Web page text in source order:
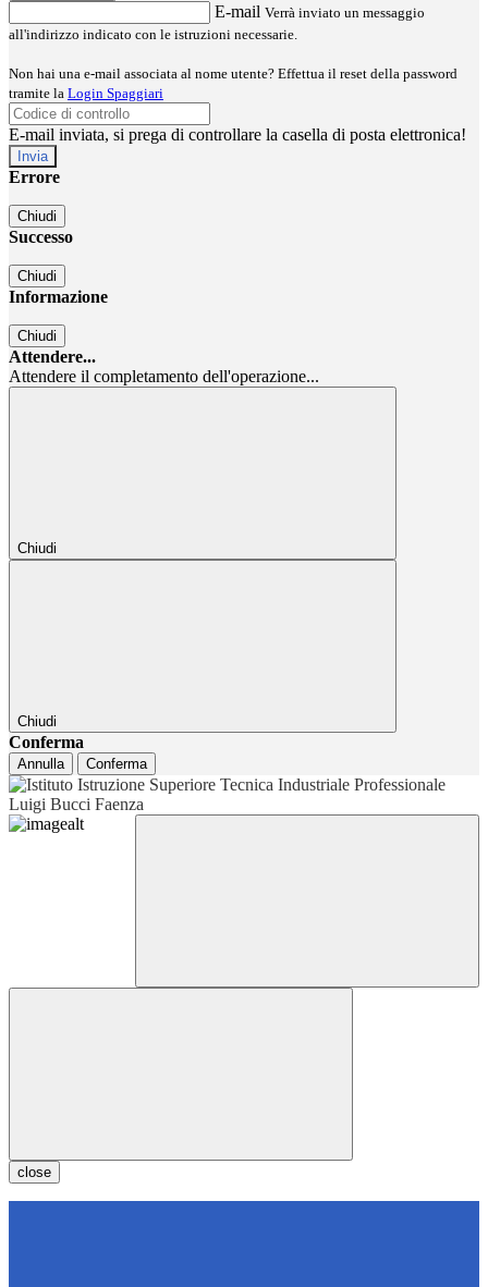
E-mail Verrà inviato un messaggio
all'indirizzo indicato con le istruzioni necessarie.
Non hai una e-mail associata al nome utente? Effettua il reset della password
tramite la Login Spaggiari
E-mail inviata, si prega di controllare la casella di posta elettronica!
Errore
Chiudi
Successo
Chiudi
Informazione
Chiudi
Attendere...
Attendere il completamento dell'operazione...
Chiudi
Chiudi
Conferma
Annulla Conferma
close